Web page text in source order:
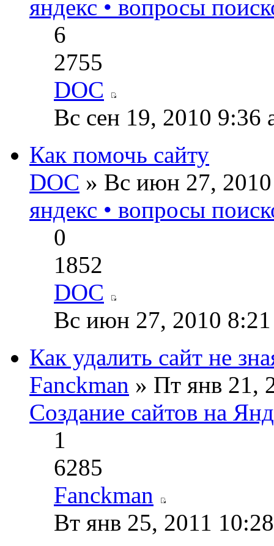
яндекс • вопросы
6
2755
DOC
Вс сен 19, 2010 9:36
Как помочь сайту
DOC » Вс июн 27,
яндекс • вопросы
0
1852
DOC
Вс июн 27, 2010 8:21
Как удалить сайт не
Fanckman » Пт янв 21,
Создание сайтов на
1
6285
Fanckman
Вт янв 25, 2011